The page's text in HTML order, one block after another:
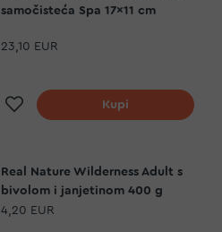
samočisteća Spa 17x11 cm
23,10 EUR
Dodaj na listu želja
Kupi
Real Nature Wilderness Adult s
bivolom i janjetinom 400 g
4,20 EUR